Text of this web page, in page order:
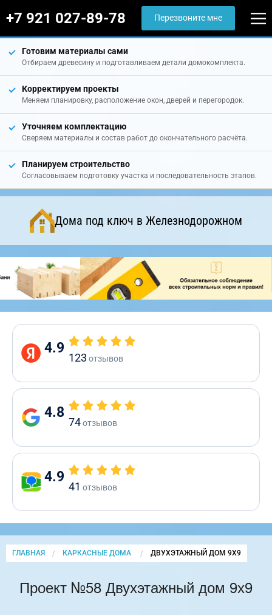
+7 921 027-89-78 Перезвоните мне
Готовим материалы сами
Отбираем древесину и подготавливаем детали домокомплекта.
Корректируем проекты
Меняем планировку, расположение окон, дверей и перегородок.
Уточняем комплектацию
Сверяем материалы и состав работ до окончательного расчёта.
Планируем строительство
Согласовываем подготовку участка и последовательность этапов.
Дома под ключ в Железнодорожном
4.9
123 отзывов
4.8
74отзывов
4.9
41 отзывов
ГЛАВНАЯ КАРКАСНЫЕ ДОМА CURRENT:
ДВУХЭТАЖНЫЙ ДОМ 9Х9
Проект №58 Двухэтажный дом 9х9